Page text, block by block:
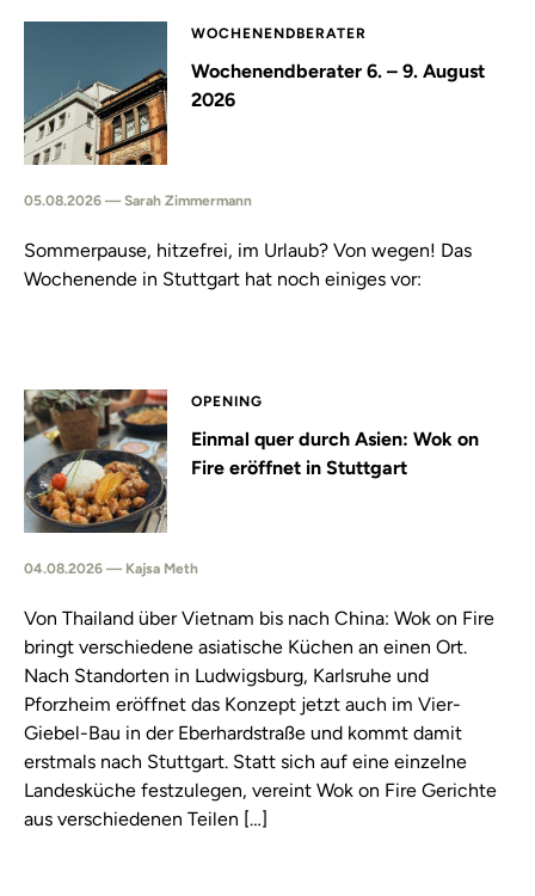
WOCHENENDBERATER
Wochenendberater 6. – 9. August
2026
05.08.2026 — Sarah Zimmermann
Sommerpause, hitzefrei, im Urlaub? Von wegen! Das
Wochenende in Stuttgart hat noch einiges vor:
OPENING
Einmal quer durch Asien: Wok on
Fire eröffnet in Stuttgart
04.08.2026 — Kajsa Meth
Von Thailand über Vietnam bis nach China: Wok on Fire
bringt verschiedene asiatische Küchen an einen Ort.
Nach Standorten in Ludwigsburg, Karlsruhe und
Pforzheim eröffnet das Konzept jetzt auch im Vier-
Giebel-Bau in der Eberhardstraße und kommt damit
erstmals nach Stuttgart. Statt sich auf eine einzelne
Landesküche festzulegen, vereint Wok on Fire Gerichte
aus verschiedenen Teilen […]